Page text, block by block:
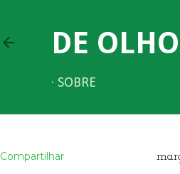
DE
SOBRE
Compartilhar